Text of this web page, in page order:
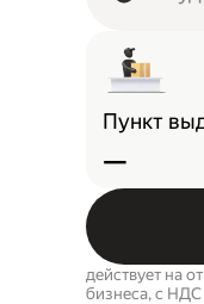
Пункт
—
действует на
бизнеса, c НДС